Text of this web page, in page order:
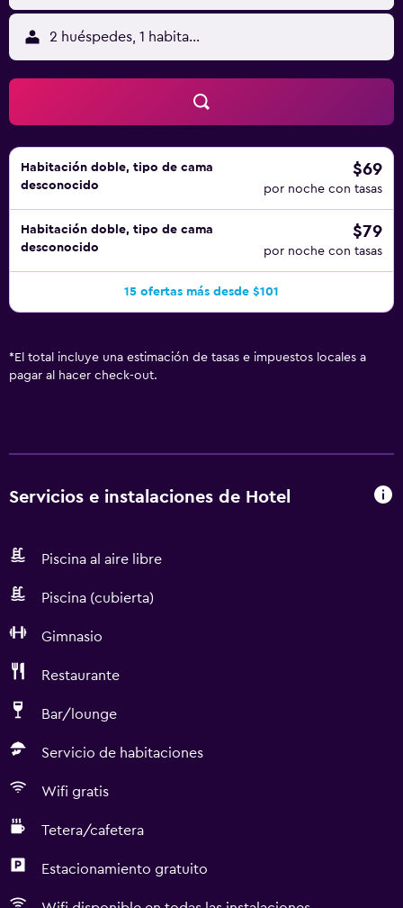
2 huéspedes, 1 habitación
Habitación doble, tipo de cama
desconocido
$69
por noche con tasas
Habitación doble, tipo de cama
desconocido
$79
por noche con tasas
15 ofertas más desde $101
* El total incluye una estimación de tasas e impuestos locales a
pagar al hacer check-out.
Servicios e instalaciones de Hotel
Piscina al aire libre
Piscina (cubierta)
Gimnasio
Restaurante
Bar/lounge
Servicio de habitaciones
Wifi gratis
Tetera/cafetera
Estacionamiento gratuito